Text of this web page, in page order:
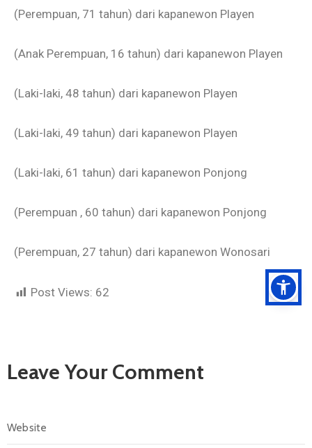
(Perempuan, 71 tahun) dari kapanewon Playen
(Anak Perempuan, 16 tahun) dari kapanewon Playen
(Laki-laki, 48 tahun) dari kapanewon Playen
(Laki-laki, 49 tahun) dari kapanewon Playen
(Laki-laki, 61 tahun) dari kapanewon Ponjong
(Perempuan , 60 tahun) dari kapanewon Ponjong
(Perempuan, 27 tahun) dari kapanewon Wonosari
Post Views: 62
Leave Your Comment